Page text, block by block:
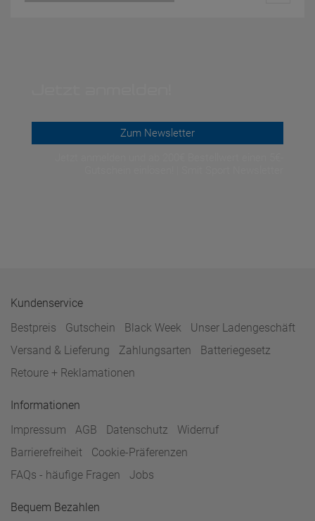
Zum Newsletter
Kundenservice
Bestpreis
Gutschein Black Week
Unser Ladengeschäft
Versand & Lieferung
Zahlungsarten
Batteriegesetz
Retoure + Reklamationen
Informationen
Impressum
AGB Datenschutz
Widerruf
Barrierefreiheit
Cookie-Präferenzen
FAQs - häufige Fragen
Jobs
Bequem Bezahlen